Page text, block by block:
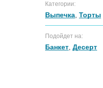
Категории:
Выпечка Торты
Подойдет на:
Банкет Десерт